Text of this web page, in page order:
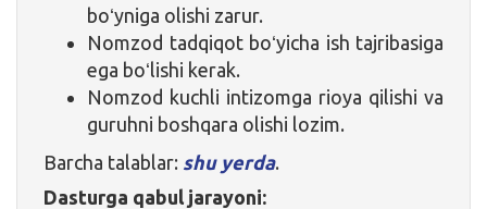
boʻyniga olishi zarur.
Nomzod tadqiqot boʻyicha ish tajribasiga
ega boʻlishi kerak.
Nomzod kuchli intizomga rioya qilishi va
guruhni boshqara olishi lozim.
Barcha talablar: shu yerda.
Dasturga qabul jarayoni: